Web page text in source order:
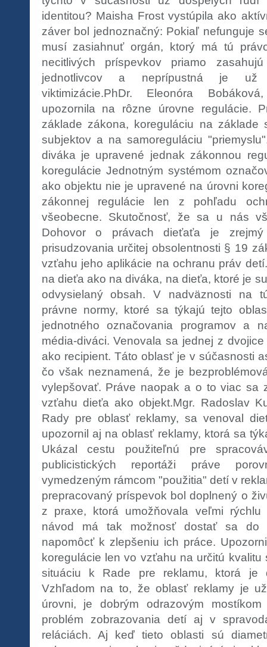
identitou? Maisha Frost vystúpila ako
záver bol jednoznačný: Pokiaľ nefunguje
musí zasiahnuť orgán, ktorý má tú
necitlivých príspevkov priamo
jednotlivcov a neprípustná je už
viktimizácie.PhDr. Eleonóra
upozornila na rôzne úrovne regulácie.
základe zákona, koreguláciu na základe
subjektov a na samoreguláciu
diváka je upravené jednak zákonnou
koregulácie Jednotným systémom
ako objektu nie je upravené na úrovni
zákonnej regulácie len z pohľadu
všeobecne. Skutočnosť, že sa u nás
Dohovor o právach dieťaťa je
prisudzovania určitej obsolentnosti § 19
vzťahu jeho aplikácie na ochranu práv
na dieťa ako na diváka, na dieťa, ktoré je
odvysielaný obsah. V nadväznosti na
právne normy, ktoré sa týkajú tejto
jednotného označovania programov a
média-diváci. Venovala sa jednej z
ako recipient. Táto oblasť je v súčasnosti
čo však neznamená, že je
vylepšovať. Práve naopak a o to viac sa
vzťahu dieťa ako objekt.Mgr. Radoslav
Rady pre oblasť reklamy, sa venoval
upozornil aj na oblasť reklamy, ktorá sa
Ukázal cestu použiteľnú pre
publicistických reportáži práve
vymedzeným rámcom "použitia" detí v
prepracovaný príspevok bol doplnený o
z praxe, ktorá umožňovala veľmi rýchlu
návod má tak možnosť dostať sa do
napomôcť k zlepšeniu ich práce.
koregulácie len vo vzťahu na určitú kvalitu
situáciu k Rade pre reklamu, ktorá je
Vzhľadom na to, že oblasť reklamy je
úrovni, je dobrým odrazovým
problém zobrazovania detí aj v
reláciách. Aj keď tieto oblasti sú